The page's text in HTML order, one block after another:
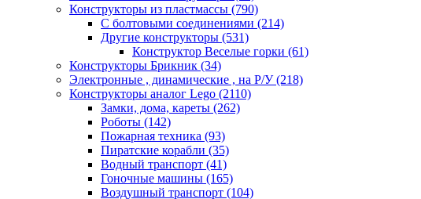
Конструкторы из пластмассы (790)
С болтовыми соединениями (214)
Другие конструкторы (531)
Конструктор Веселые горки (61)
Конструкторы Брикник (34)
Электронные , динамические , на Р/У(218)
Конструкторы аналог Lego (2110)
Замки, дома, кареты (262)
Роботы (142)
Пожарная техника (93)
Пиратские корабли (35)
Водный транспорт (41)
Гоночные машины (165)
Воздушный транспорт (104)